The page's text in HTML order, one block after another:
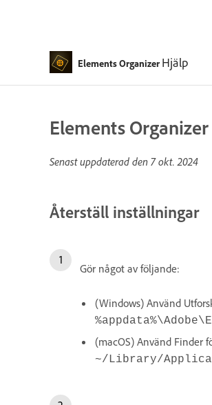
Elements Organizer Hjälp
Elements
Senast uppdaterad den 7 okt. 2024
Återställ inställningar
Gör något av följande:
(Windows) Använd
(macOS) Använd Finder
~/Library/